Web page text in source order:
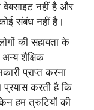
वेबसाइट नहीं है और
संबंध नहीं है।
की सहायता के
शैक्षिक
प्राप्त करना
प्रयास करती है कि
हम त्रुटियों की